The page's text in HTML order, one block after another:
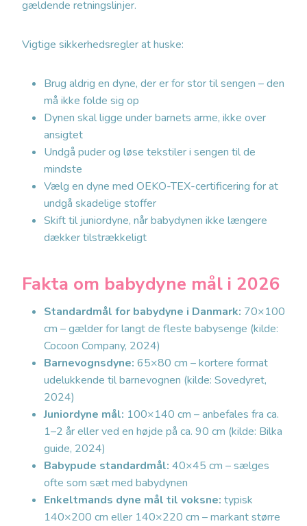
gældende retningslinjer.
Vigtige sikkerhedsregler at huske:
Brug aldrig en dyne, der er for stor til sengen – den
må ikke folde sig op
Dynen skal ligge under barnets arme, ikke over
ansigtet
Undgå puder og løse tekstiler i sengen til de
mindste
Vælg en dyne med OEKO-TEX-certificering for at
undgå skadelige stoffer
Skift til juniordyne, når babydynen ikke længere
dækker tilstrækkeligt
Fakta om babydyne mål i 2026
Standardmål for babydyne i Danmark: 70×100
cm – gælder for langt de fleste babysenge (kilde:
Cocoon Company, 2024)
Barnevognsdyne: 65×80 cm – kortere format
udelukkende til barnevognen (kilde: Sovedyret,
2024)
Juniordyne mål: 100×140 cm – anbefales fra ca.
1–2 år eller ved en højde på ca. 90 cm (kilde: Bilka
guide, 2024)
Babypude standardmål: 40×45 cm – sælges
ofte som sæt med babydynen
Enkeltmands dyne mål til voksne: typisk
140×200 cm eller 140×220 cm – markant større